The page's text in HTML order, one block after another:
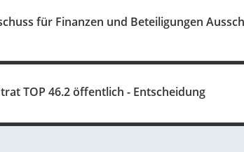
für Finanzen und Beteiligungen
TOP 46.2 öffentlich - Entscheidung